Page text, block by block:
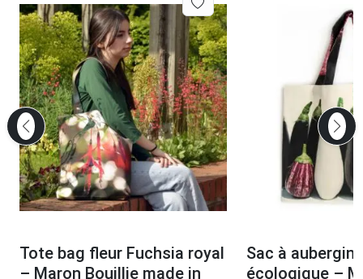
Tote bag fleur Fuchsia royal
– Maron Bouillie made in
Sac à
écologique –